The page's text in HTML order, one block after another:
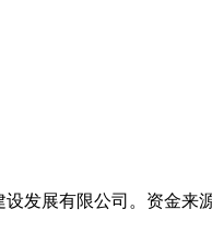
发展有限公司。资金来